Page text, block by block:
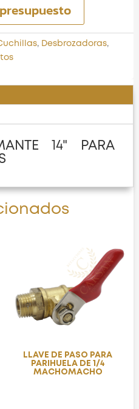
, Desbrozadoras,
14" PARA
LLAVE DE PASO PARA
PARIHUELA DE 1/4
MACHOMACHO